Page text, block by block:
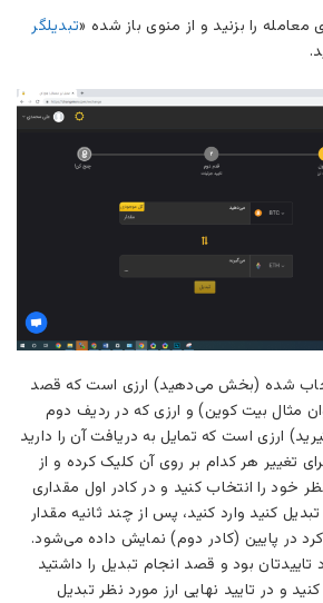
معامله را بزنید و از منوی باز شده «تبدیلگر
شده (بخش می‌دهید) ارزی است که قصد
مثال بیت کوین) و ارزی که در ردیف دوم
ارزی است که تمایل به دریافت آن را دارید
تغییر هر کدام بر روی آن کلیک کرده و از
خود را انتخاب کنید و در کادر اول مقداری
کنید وارد کنید، پس از چند ثانیه مقدار
در پایین (کادر دوم) نمایش داده می‌شود.
بود و قصد انجام تبدیل را داشتید
و در تایید نهایی ارز مورد نظر تبدیل